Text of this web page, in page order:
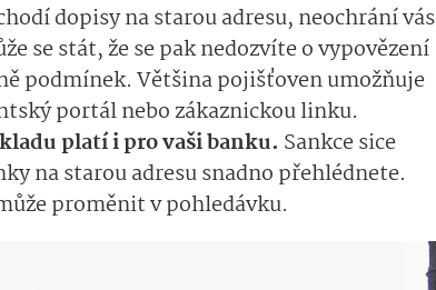
dopisy na starou adresu, neochrání vás
se stát, že se pak nedozvíte o vypovězení
podmínek. Většina pojišťoven umožňuje
portál nebo zákaznickou linku.
platí i pro vaši banku. Sankce sice
na starou adresu snadno přehlédnete.
proměnit v pohledávku.